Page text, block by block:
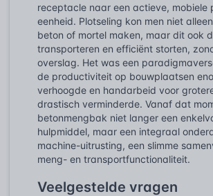
receptacle naar een actieve, mobiele
eenheid. Plotseling kon men niet
beton of mortel maken, maar dit ook
transporteren en efficiënt storten,
overslag. Het was een
de productiviteit op bouwplaatsen
verhoogde en handarbeid voor
drastisch verminderde. Vanaf dat
betonmengbak niet langer een
hulpmiddel, maar een integraal
machine-uitrusting, een slimme
meng- en transportfunctionaliteit.
Veelgestelde vragen